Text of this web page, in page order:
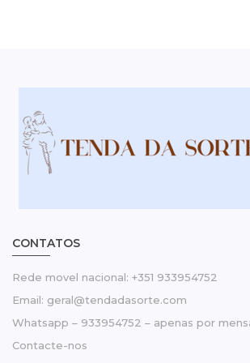
CONTATOS
Rede movel nacional: +351 933954752
Email: geral@tendadasorte.com
Whatsapp – 933954752 – apenas por
Contacte-nos